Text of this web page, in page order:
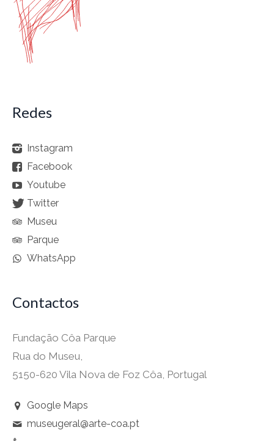
Redes
Instagram
Facebook
Youtube
Twitter
Museu
Parque
WhatsApp
Contactos
Fundação Côa Parque
Rua do Museu,
5150-620 Vila Nova de Foz Côa, Portugal
Google Maps
museugeral@arte-coa.pt